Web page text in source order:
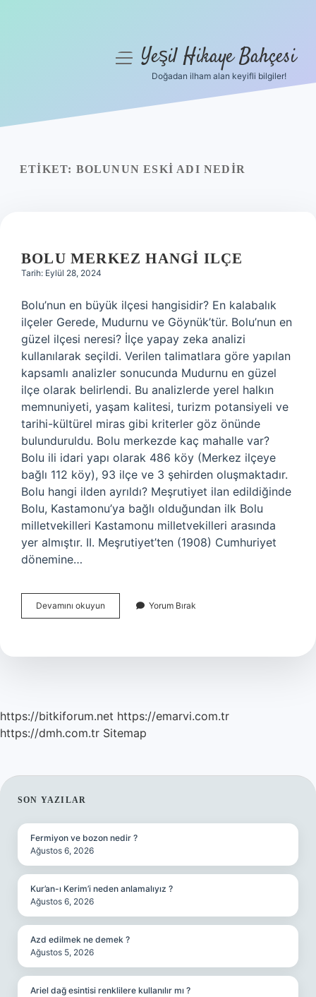
Yasal Uyarı
menüyüYeşil Hikaye Bahçesi
Doğadan ilham alan keyifli bilgiler!
ETIKET: BOLUNUN ESKI ADI NEDIR
BOLU MERKEZ HANGI ILÇE
Tarih: Eylül 28, 2024
Bolu’nun en büyük ilçesi hangisidir? En kalabalık
ilçeler Gerede, Mudurnu ve Göynük’tür. Bolu’nun en
güzel ilçesi neresi? İlçe yapay zeka analizi
kullanılarak seçildi. Verilen talimatlara göre yapılan
kapsamlı analizler sonucunda Mudurnu en güzel
ilçe olarak belirlendi. Bu analizlerde yerel halkın
memnuniyeti, yaşam kalitesi, turizm potansiyeli ve
tarihi-kültürel miras gibi kriterler göz önünde
bulunduruldu. Bolu merkezde kaç mahalle var?
Bolu ili idari yapı olarak 486 köy (Merkez ilçeye
bağlı 112 köy), 93 ilçe ve 3 şehirden oluşmaktadır.
Bolu hangi ilden ayrıldı? Meşrutiyet ilan edildiğinde
Bolu, Kastamonu’ya bağlı olduğundan ilk Bolu
milletvekilleri Kastamonu milletvekilleri arasında
yer almıştır. II. Meşrutiyet’ten (1908) Cumhuriyet
dönemine…
Devamını okuyun
Merkez
Yorum Bırak
https://bitkiforum.net https://emarvi.com.tr
https://dmh.com.tr Sitemap
SIDEBAR
SON YAZILAR
Fermiyon ve bozon nedir ?
Ağustos 6, 2026
Kur’an-ı Kerim’i neden anlamalıyız ?
Ağustos 6, 2026
Azd edilmek ne demek ?
Ağustos 5, 2026
Ariel dağ esintisi renklilere kullanılır mı ?